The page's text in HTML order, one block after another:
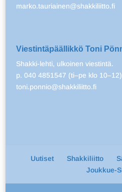
marko.tauriainen@shakkiliitto.fi
Viestintäpäällikkö Toni
Shakki-lehti, ulkoinen viestintä.
p. 040 4851547 (ti–pe klo 10–12)
toni.ponnio@shakkiliitto.fi
Uutiset Shakkiliitto
Joukkue-